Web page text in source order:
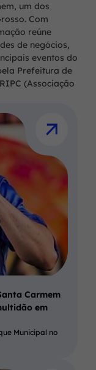
um dos
Com
reúne
de negócios,
eventos do
Prefeitura de
(Associação
Carmem
em
Municipal no